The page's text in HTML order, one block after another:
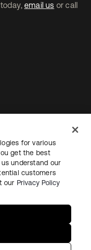
email us or call
geöffnet
geöffnet
Sicherheit
for various
get the best
understand our
customers
our Privacy Policy